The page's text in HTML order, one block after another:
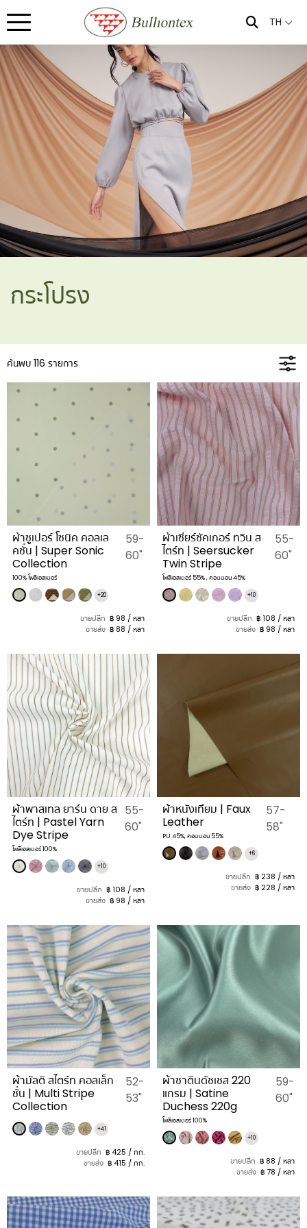
TH
กระโปรง
ค้นพบ 116 รายการ
ผ้าซูเปอร์ โซนิค คอลเล
คชั่น | Super Sonic
Collection
100% โพลีเอสเตอร์
59-
60"
+20
ขายปลีก ฿ 98 / หลา
ขายส่ง ฿ 88 / หลา
ผ้าเซียร์ซัคเกอร์ ทวิน ส
ไตร์ท | Seersucker
Twin Stripe
โพลีเอสเตอร์ 55% , คอตตอน 45%
55-
60"
+10
ขายปลีก ฿ 108 / หลา
ขายส่ง ฿ 98 / หลา
ผ้าพาสเทล ยาร์น ดาย ส
ไตร์ท | Pastel Yarn
Dye Stripe
โพลีเอสเตอร์ 100%
55-
60"
+10
ขายปลีก ฿ 108 / หลา
ขายส่ง ฿ 98 / หลา
ผ้าหนังเทียม | Faux
Leather
PU 45%, คอตตอน 55%
57-
58"
+6
ขายปลีก ฿ 238 / หลา
ขายส่ง ฿ 228 / หลา
ผ้ามัลติ สไตร์ท คอลเล็ก
ชั่น | Multi Stripe
Collection
52-
53"
+41
ขายปลีก ฿ 425 / กก.
ขายส่ง ฿ 415 / กก.
ผ้าซาตินดัชเชส 220
แกรม | Satine
Duchess 220g
โพลีเอสเตอร์ 100%
59-
60"
+10
ขายปลีก ฿ 88 / หลา
ขายส่ง ฿ 78 / หลา